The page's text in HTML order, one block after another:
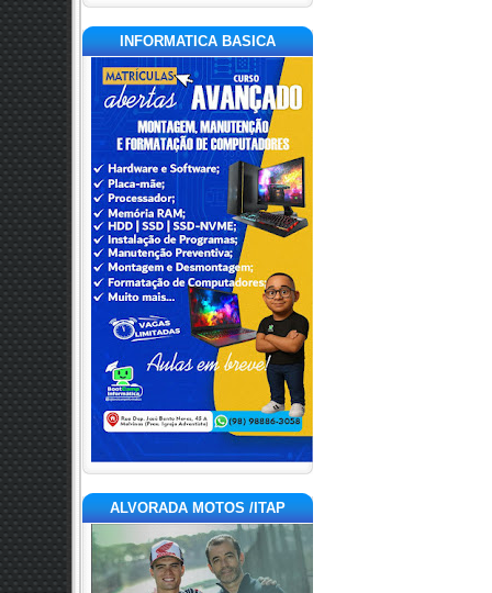
INFORMATICA BASICA
ALVORADA MOTOS /ITAP